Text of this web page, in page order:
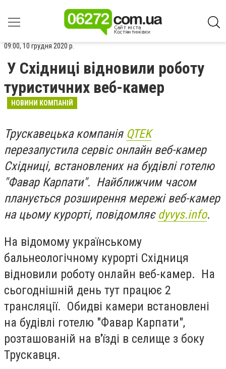
09:00, 10 грудня 2020 р.
У Східниці відновили роботу
туристичних веб-камер
НОВИНИ КОМПАНІЙ
Трускавецька компанія QTEK
перезапустила сервіс онлайн веб-камер
Східниці, встановлених на будівлі готелю
"Фавар Карпати". Найближчим часом
планується розширення мережі веб-камер
на цьому курорті, повідомляє dyvys.info.
На відомому українському
бальнеологічному курорті Східниця
відновили роботу онлайн веб-камер. На
сьогоднішній день тут працює 2
трансляції. Обидві камери встановлені
на будівлі готелю "Фавар Карпати",
розташованій на в'їзді в селище з боку
Трускавця.